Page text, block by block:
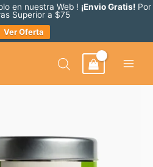
en nuestra Web ! ¡Envio Gratis!Por
Superior a $75
Ver Oferta